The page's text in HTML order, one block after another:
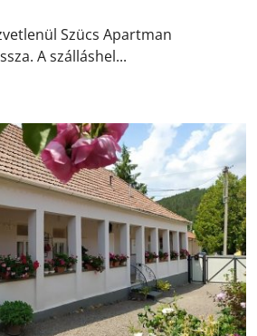
Szücs Apartman
A szálláshel...